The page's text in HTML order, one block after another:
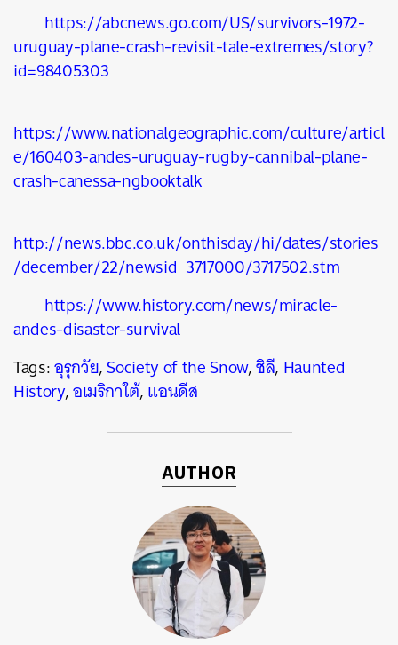
https://abcnews.go.com/US/survivors-1972-
uruguay-plane-crash-revisit-tale-extremes/story?
id=98405303
https://www.nationalgeographic.com/culture/articl
e/160403-andes-uruguay-rugby-cannibal-plane-
crash-canessa-ngbooktalk
http://news.bbc.co.uk/onthisday/hi/dates/stories
/december/22/newsid_3717000/3717502.stm
https://www.history.com/news/miracle-
andes-disaster-survival
Tags:อุรุกวัย,Society of the Snow,ชิลี, Haunted
History,อเมริกาใต้,แอนดีส
AUTHOR